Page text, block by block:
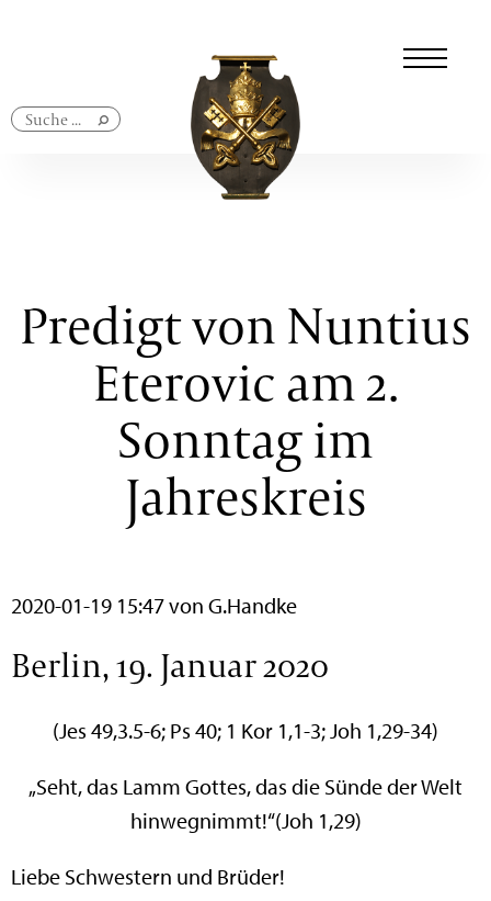
Predigt von Nuntius
Eterovic am 2.
Sonntag im
Jahreskreis
2020-01-19 15:47von G.Handke
Berlin, 19. Januar 2020
(Jes 49,3.5-6; Ps 40; 1 Kor 1,1-3; Joh 1,29-34)
„Seht, das Lamm Gottes, das die Sünde der Welt
hinwegnimmt!“(Joh 1,29)
Liebe Schwestern und Brüder!